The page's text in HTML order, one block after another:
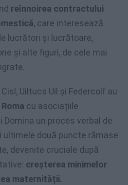
reînnoirea contractului
, care interesează
lucrători și lucrătoare,
și alte figuri, de cele mai
Uiltucs Uil și Federcolf au
cu asociațiile
Domina un proces verbal de
ultimele două puncte rămase
devenite cruciale după
creșterea minimelor
maternității.